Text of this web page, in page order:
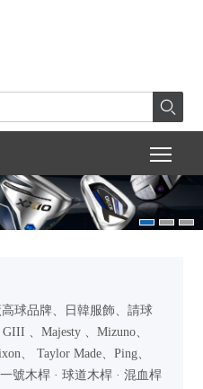

球品牌、日韓服飾、請球
、Majesty 、Mizuno、
、 Taylor Made、Ping、
一號木桿 · 球道木桿 · 混血桿